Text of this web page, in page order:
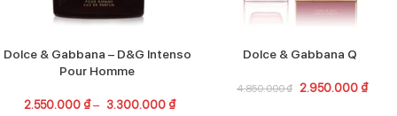
Dolce & Gabbana – D&G Intenso
Pour Homme
2.550.000 ₫ – 3.300.000 ₫
Dolce & Gabbana Q
4.850.000₫ 2.950.000 ₫